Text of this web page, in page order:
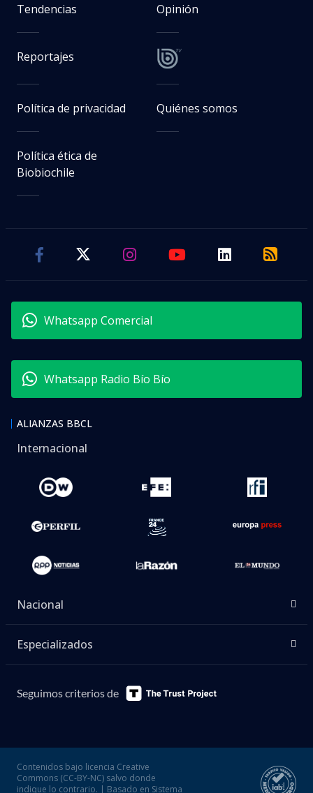
Tendencias Opinión
Reportajes
Política de privacidad Quiénes somos
Política ética de
Biobiochile
Whatsapp Comercial
Whatsapp Radio Bío Bío
ALIANZAS BBCL
Internacional
Nacional
Especializados
Seguimos criterios de
Contenidos bajo licencia Creative
Commons (CC-BY-NC) salvo donde
indique lo contrario. | Basado en Sistema